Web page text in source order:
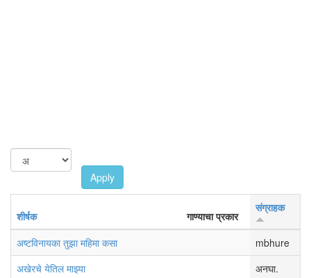
Apply
शीर्षक गाण्याचा प्रकार
संग्राहक
अष्टविनायका तुझा महिमा कसा
mbhure
अखेरचे येतिल माझ्या
अनघा.